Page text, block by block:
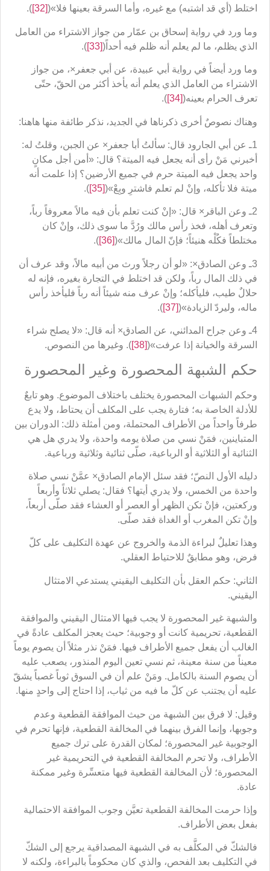
اختلط (أي قد اشتبه) مع غيره، وأما السرقة بعينها فلا»([32]
).
وما ورد في رواية إسحاق بن عمّار من جواز الاشتراء من العامل
الذي يظلم، ما لم يعلم أنه ظلم فيه أحداً([33]
).
وما ورد أيضاً في رواية أبي عبيدة، عن أبي جعفر×، من جواز
الاشتراء من العامل الذي يعلم أنه يأخذ أكثر من الحقّ، حتّى
تعرف الحرام بعينه([34]
).
وهناك نصوصٌ أخرى ذكرناها في الجديد، نذكر طائفة منها هاهنا:
1ـ عن أبي الجارود قال: سألتُ أبا جعفر× عن الجبن، وقلتُ له:
أخبرني مَنْ رأى أنه يجعل فيه الميتة؟ قال: «أمن أجل مكانٍ
واحد يجعل فيه الميتة حرم في جميع الأرضين؟ إذا علمت أنه
ميتة فلا تأكله، وإنْ لم تعلم فاشترِ وبِعْ»([35]
).
2ـ وعن الباقر× قال: «إنْ كنت تعلم بأن فيه مالاً معروفاً رباً،
وتعرف أهله، فخذ رأس مالك ورُدَّ ما سوى ذلك، وإنْ كان
مختلطاً فكُلْه هنيئاً؛ فإنّ المال مالك»([36]
).
3ـ وعن الصادق×: «لو أن رجلاً ورث من أبيه مالاً، وقد عرف أن
في ذلك المال رباً، ولكن قد اختلط في التجارة بغيره، فإنه له
حلالٌ طيب، فليأكله؛ وإنْ عرف منه شيئاً أنه رباً فليأخذ رأس
ماله، وليردّ الزيادة»([37]
).
4ـ وعن جراح المدائني، عن الصادق× أنه قال: «لا يصلح شراء
السرقة والخيانة إذا عرفت»([38] ). وغيرها من النصوص.
حكم الشبهة المحصورة وغير المحصورة
وحكم الشبهات المحصورة يختلف باختلاف الموضوع. وهو تابعٌ
للأدلة الخاصة به؛ فتارة يجب على المكلف أن يحتاط، ولا يدع
طرفاً واحداً من الأطراف المحتملة، ومن أمثلة ذلك: الدوران بين
المتباينين، فمَنْ نسي من صلاة يومه واحدة، ولا يدري هل هي
الثنائية أو الثلاثية أو الرباعية، صلّى ثنائية وثلاثية ورباعية.
دليله الأول النصّ؛ فقد سئل الإمام الصادق× عمَّنْ نسي صلاة
واحدة من الخمس، ولا يدري أيتها؟ فقال: يصلي ثلاثاً وأربعاً
وركعتين، فإنْ تكن الظهر أو العصر أو العشاء فقد صلّى أربعاً،
وإنْ تكن المغرب أو الغداة فقد صلّى.
وهذا تعليلٌ لبراءة الذمة والخروج عن عهدة التكليف على كلّ
فرض، وهو مطابقٌ للاحتياط العقلي.
الثاني: حكم العقل بأن التكليف اليقيني يستدعي الامتثال
اليقيني.
والشبهة غير المحصورة لا يجب فيها الامتثال اليقيني والموافقة
القطعية، تحريمية كانت أو وجوبية؛ حيث يعجز المكلف عادةً في
الغالب أن يفعل جميع الأطراف فيها. فمَنْ نذر مثلاً أن يصوم يوماً
معيناً من سنة معينة، ثم نسي تعين اليوم المنذور، يصعب عليه
أن يصوم السنة بالكامل. ومَنْ علم أن في السوق ثوباً غصباً يشقّ
عليه أن يجتنب عن كلّ ما فيه من ثياب، إذا احتاج إلى واحدٍ منها.
وقيل: لا فرق بين الشبهة من حيث الموافقة القطعية وعدم
وجوبها، وإنما الفرق بينهما في المخالفة القطعية، فإنها تحرم في
الوجوبية غير المحصورة؛ لمكان القدرة على ترك جميع
الأطراف، ولا تحرم المخالفة القطعية في التحريمية غير
المحصورة؛ لأن المخالفة القطعية فيها متعسِّرة وغير ممكنة
عادة.
وإذا حرمت المخالفة القطعية تعيَّن وجوب الموافقة الاحتمالية
بفعل بعض الأطراف.
فالشكّ في المكلَّف به في الشبهة المصداقية يرجع إلى الشكّ
في التكليف بعد الفحص، والذي كان محكوماً بالبراءة، ولكنه لا